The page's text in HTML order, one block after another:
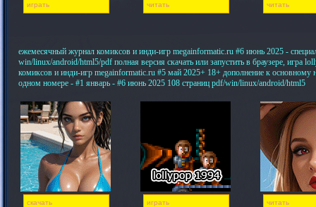
играть читать читать
ежемесячный журнал комиксов и инди-игр megainformatic.ru #6 июнь 2025 -
win/linux/android/html5/pdf полная версия скачать или запустить в браузере, игра
комиксов и инди-игр megainformatic.ru #5 май 2025+ 18+ дополнение к основному
одном номере - #1 январь - #6 июнь 2025 108 страниц pdf/win/linux/android/html5
скачать играть читать